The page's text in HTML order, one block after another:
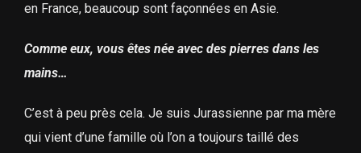
en France, beaucoup sont façonnées en Asie.
Comme eux, vous êtes née avec des pierres dans les
mains…
C’est à peu près cela. Je suis Jurassienne par ma mère
qui vient d’une famille où l’on a toujours taillé des